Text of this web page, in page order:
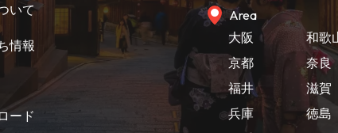
いて
情報
ード
Area
大阪
京都
福井
兵庫
和歌
奈良
滋賀
徳島